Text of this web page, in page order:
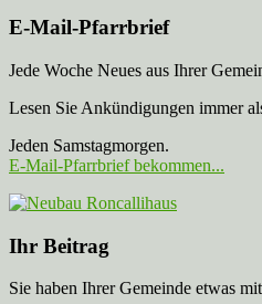
E-Mail-Pfarrbrief
Jede Woche Neues aus Ihrer
Lesen Sie Ankündigungen immer
Jeden Samstagmorgen.
E-Mail-Pfarrbrief bekommen...
Ihr Beitrag
Sie haben Ihrer Gemeinde etwas